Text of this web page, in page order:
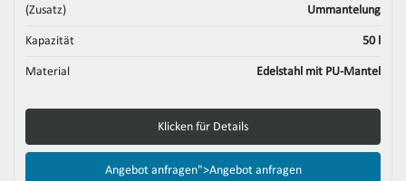
(Zusatz)
Ummantelung
Kapazität 50 l
Material Edelstahl mit PU-Mantel
Klicken für Details
Angebot anfragen">Angebot anfragen